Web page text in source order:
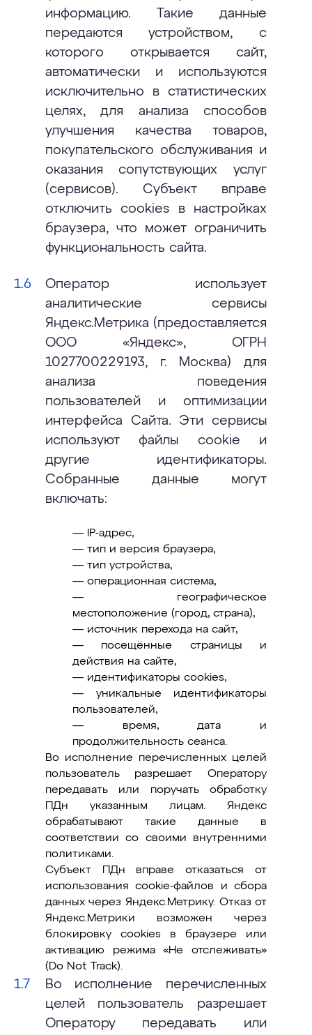
информацию. Такие данные
передаются устройством, с
которого открывается сайт,
автоматически и используются
исключительно в статистических
целях, для анализа способов
улучшения качества товаров,
покупательского обслуживания и
оказания сопутствующих услуг
(сервисов). Субъект вправе
отключить cookies в настройках
браузера, что может ограничить
функциональность сайта.
Оператор использует
аналитические сервисы
Яндекс.Метрика (предоставляется
ООО «Яндекс», ОГРН
1027700229193, г. Москва) для
анализа поведения
пользователей и оптимизации
интерфейса Сайта. Эти сервисы
используют файлы cookie и
другие идентификаторы.
Собранные данные могут
включать:
— IP-адрес,
— тип и версия браузера,
— тип устройства,
— операционная система,
— географическое
местоположение (город, страна),
— источник перехода на сайт,
— посещённые страницы и
действия на сайте,
— идентификаторы cookies,
— уникальные идентификаторы
пользователей,
— время, дата и
продолжительность сеанса.
Во исполнение перечисленных целей
пользователь разрешает Оператору
передавать или поручать обработку
ПДн указанным лицам. Яндекс
обрабатывают такие данные в
соответствии со своими внутренними
политиками.
Субъект ПДн вправе отказаться от
использования cookie-файлов и сбора
данных через Яндекс.Метрику. Отказ от
Яндекс.Метрики возможен через
блокировку cookies в браузере или
активацию режима «Не отслеживать»
(Do Not Track).
Во исполнение перечисленных
целей пользователь разрешает
Оператору передавать или